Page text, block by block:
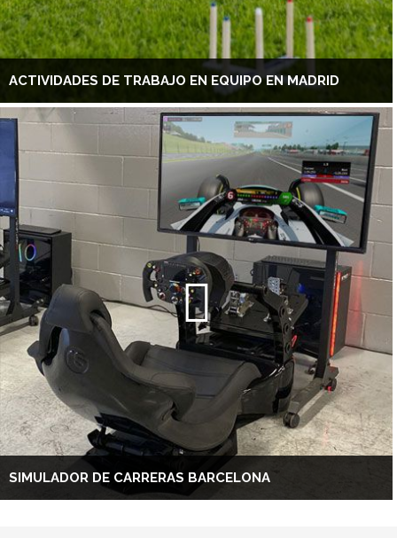
ACTIVIDADES DE TRABAJO EN EQUIPO EN MADRID
SIMULADOR DE CARRERAS BARCELONA